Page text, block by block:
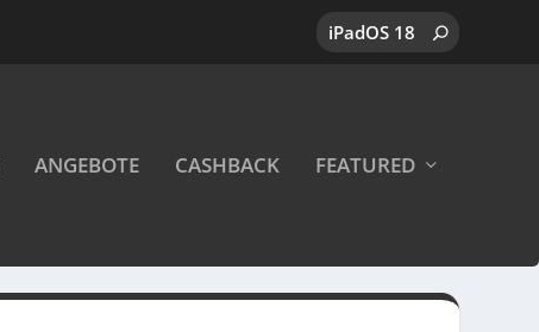
ANGEBOTE CASHBACK FEATURED